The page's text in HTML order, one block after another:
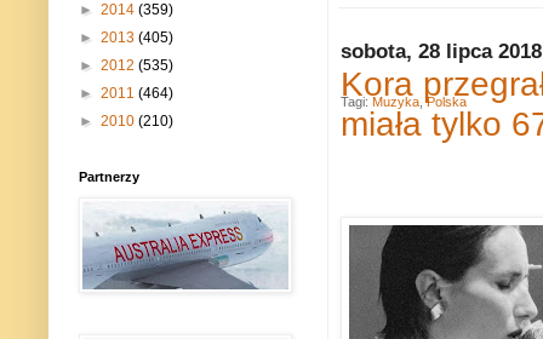
sobota, 28 lipca 2018
Kora
miała tylko
Tagi: Muzyka ,Polska
► 2014 (359)
► 2013 (405)
► 2012 (535)
► 2011 (464)
► 2010 (210)
Partnerzy